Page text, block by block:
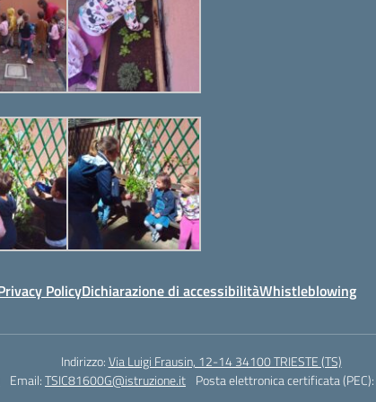
PolicyDichiarazione di accessibilitàWhistleblowing
Indirizzo:Via Luigi Frausin, 12-14 34100 TRIESTE (TS)
Email:TSIC81600G@istruzione.it Posta elettronica certificata (PEC):